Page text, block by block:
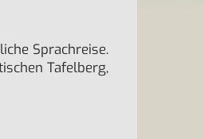
Sprachreise.
Tafelberg,